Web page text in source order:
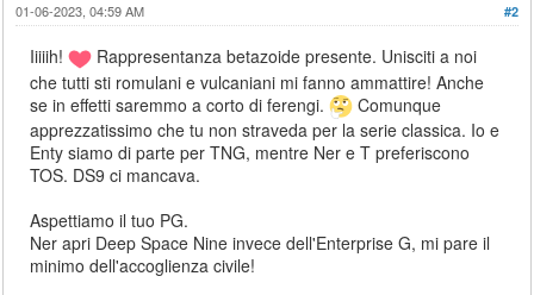
#2
01-06-2023, 04:59 AM
Iiiiih!
Rappresentanza betazoide presente. Unisciti a noi
che tutti sti romulani e vulcaniani mi fanno ammattire! Anche
se in effetti saremmo a corto di ferengi.
Comunque
apprezzatissimo che tu non straveda per la serie classica. Io e
Enty siamo di parte per TNG, mentre Ner e T preferiscono
TOS. DS9 ci mancava.
Aspettiamo il tuo PG.
Ner apri Deep Space Nine invece dell'Enterprise G, mi pare il
minimo dell'accoglienza civile!